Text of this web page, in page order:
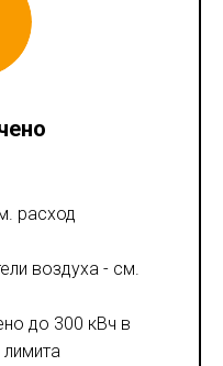
расход
воздуха - см.
до 300 кВч в